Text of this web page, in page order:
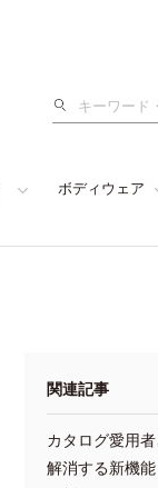
検
ボディウェア
関連記事
カタログ愛用
解消する新機